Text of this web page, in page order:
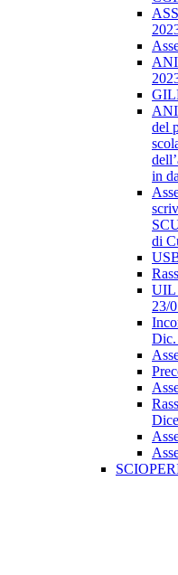
del
in
di
UIL
23/
Dic.